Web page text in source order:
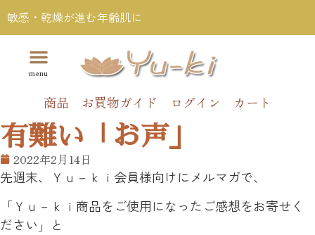
敏感・乾燥が進む年齢肌に
商品 お買物ガイド ログイン カート
有難い「お声」
2022年2月14日
先週末、Ｙｕ－ｋｉ会員様向けにメルマガで、
「Ｙｕ－ｋｉ商品をご使用になったご感想をお寄せく
ださい」と